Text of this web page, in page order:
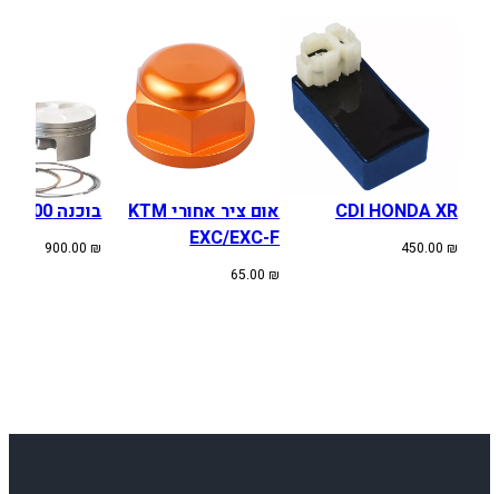
CDI HONDA XR
450.00 ₪
אום ציר אחורי KTM
EXC/EXC-F
65.00₪
בוכנה XR600R 85-00
900.00₪